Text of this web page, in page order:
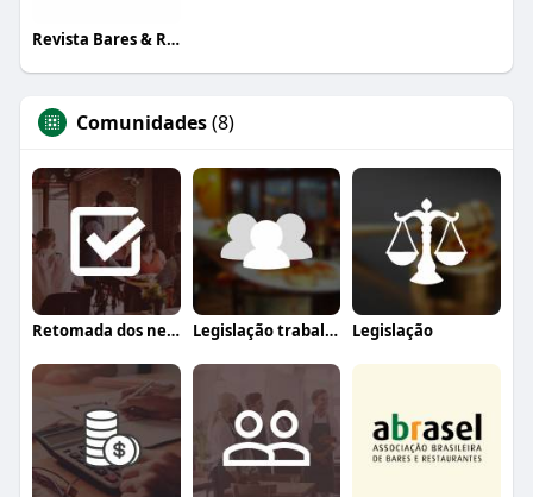
Revista Bares & Restaurantes
Comunidades(8)
Retomada dos negócios Legislação trabalhista Legislação